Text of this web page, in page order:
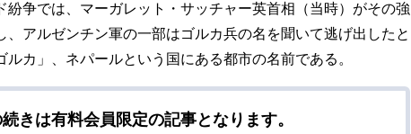
紛争では、マーガレット・サッチャー英首相（当時）がその強
、アルゼンチン軍の一部はゴルカ兵の名を聞いて逃げ出したと
カ」、ネパールという国にある都市の名前である。
きは有料会員限定の記事となります。